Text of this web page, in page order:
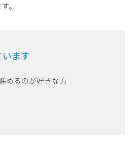
。
ます
めるのが好きな方